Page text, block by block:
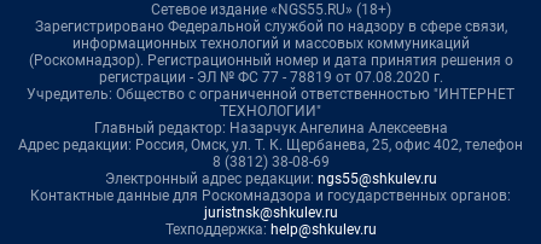
Сетевое издание «NGS55.RU» (18+)
Зарегистрировано Федеральной службой по надзору в сфере связи,
информационных технологий и массовых коммуникаций
(Роскомнадзор). Регистрационный номер и дата принятия решения о
регистрации - ЭЛ № ФС 77 - 78819 от 07.08.2020 г.
Учредитель: Общество с ограниченной ответственностью "ИНТЕРНЕТ
ТЕХНОЛОГИИ"
Главный редактор: Назарчук Ангелина Алексеевна
Адрес редакции: Россия, Омск, ул. Т. К. Щербанева, 25, офис 402, телефон
8 (3812) 38-08-69
Электронный адрес редакции: ngs55@shkulev.ru
Контактные данные для Роскомнадзора и государственных органов:
juristnsk@shkulev.ru
Техподдержка: help@shkulev.ru